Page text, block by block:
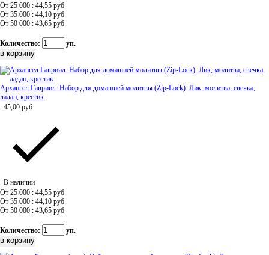
От 25 000 : 44,55 руб
От 35 000 : 44,10 руб
От 50 000 : 43,65 руб
Количество: уп.
Архангел Гавриил. Набор для домашней молитвы (Zip-Lock). Лик, молитва, свечка,
ладан, крестик
45,00 руб
В наличии
От 25 000 : 44,55 руб
От 35 000 : 44,10 руб
От 50 000 : 43,65 руб
Количество: уп.